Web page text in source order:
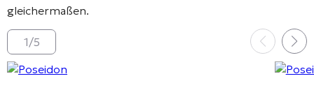
gleichermaßen.
1/5